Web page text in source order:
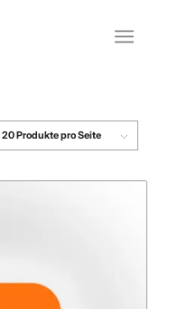
20 Produkte pro Seite